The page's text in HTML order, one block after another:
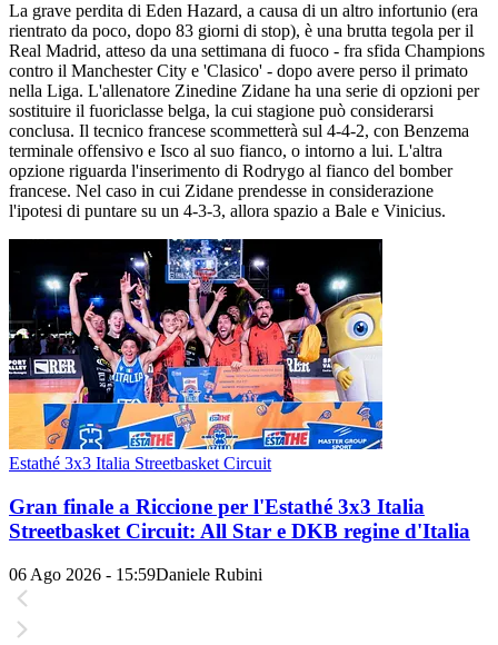
La grave perdita di Eden Hazard, a causa di un altro infortunio (era
rientrato da poco, dopo 83 giorni di stop), è una brutta tegola per il
Real Madrid, atteso da una settimana di fuoco - fra sfida Champions
contro il Manchester City e 'Clasico' - dopo avere perso il primato
nella Liga. L'allenatore Zinedine Zidane ha una serie di opzioni per
sostituire il fuoriclasse belga, la cui stagione può considerarsi
conclusa. Il tecnico francese scommetterà sul 4-4-2, con Benzema
terminale offensivo e Isco al suo fianco, o intorno a lui. L'altra
opzione riguarda l'inserimento di Rodrygo al fianco del bomber
francese. Nel caso in cui Zidane prendesse in considerazione
l'ipotesi di puntare su un 4-3-3, allora spazio a Bale e Vinicius.
Estathé 3x3 Italia Streetbasket Circuit
Gran finale a Riccione per l'Estathé 3x3 Italia
Streetbasket Circuit: All Star e DKB regine d'Italia
06 Ago 2026 - 15:59Daniele Rubini